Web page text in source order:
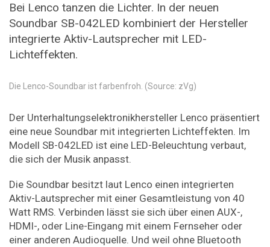
Bei Lenco tanzen die Lichter. In der neuen
Soundbar SB-042LED kombiniert der Hersteller
integrierte Aktiv-Lautsprecher mit LED-
Lichteffekten.
Die Lenco-Soundbar ist farbenfroh. (Source: zVg)
Der Unterhaltungselektronikhersteller Lenco präsentiert
eine neue Soundbar mit integrierten Lichteffekten. Im
Modell SB-042LED ist eine LED-Beleuchtung verbaut,
die sich der Musik anpasst.
Die Soundbar besitzt laut Lenco einen integrierten
Aktiv-Lautsprecher mit einer Gesamtleistung von 40
Watt RMS. Verbinden lässt sie sich über einen AUX-,
HDMI-, oder Line-Eingang mit einem Fernseher oder
einer anderen Audioquelle. Und weil ohne Bluetooth